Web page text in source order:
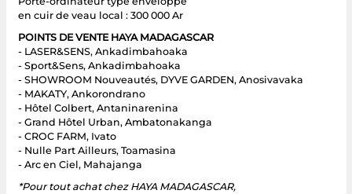
en cuir de veau local : 300 000 Ar
POINTS DE VENTE HAYA MADAGASCAR
- LASER&SENS, Ankadimbahoaka
- Sport&Sens, Ankadimbahoaka
- SHOWROOM Nouveautés, DYVE GARDEN, Anosivavaka
- MAKATY, Ankorondrano
- Hôtel Colbert, Antaninarenina
- Grand Hôtel Urban, Ambatonakanga
- CROC FARM, Ivato
- Nulle Part Ailleurs, Toamasina
- Arc en Ciel, Mahajanga
*Pour tout achat chez HAYA MADAGASCAR,